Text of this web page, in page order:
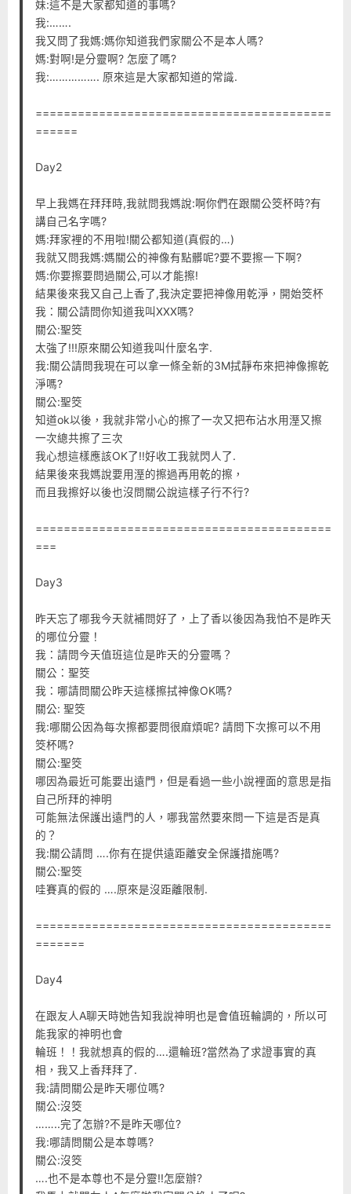
妹:這不是大家都知道的事嗎?
我:…….
我又問了我媽:媽你知道我們家關公不是本人嗎?
媽:對啊!是分靈啊? 怎麼了嗎?
我:……………. 原來這是大家都知道的常識.
==========================================
======
Day2
早上我媽在拜拜時,我就問我媽說:啊你們在跟關公筊杯時?有
講自己名字嗎?
媽:拜家裡的不用啦!關公都知道(真假的…)
我就又問我媽:媽關公的神像有點髒呢?要不要擦一下啊?
媽:你要擦要問過關公,可以才能擦!
結果後來我又自己上香了,我決定要把神像用乾淨，開始筊杯
我：關公請問你知道我叫XXX嗎?
關公:聖筊
太強了!!!原來關公知道我叫什麼名字.
我:關公請問我現在可以拿一條全新的3M拭靜布來把神像擦乾
淨嗎?
關公:聖筊
知道ok以後，我就非常小心的擦了一次又把布沾水用溼又擦
一次總共擦了三次
我心想這樣應該OK了!!好收工我就閃人了.
結果後來我媽說要用溼的擦過再用乾的擦，
而且我擦好以後也沒問關公說這樣子行不行?
==========================================
===
Day3
昨天忘了哪我今天就補問好了，上了香以後因為我怕不是昨天
的哪位分靈！
我：請問今天值班這位是昨天的分靈嗎？
關公：聖筊
我：哪請問關公昨天這樣擦拭神像OK嗎?
關公: 聖筊
我:哪關公因為每次擦都要問很麻煩呢? 請問下次擦可以不用
筊杯嗎?
關公:聖筊
哪因為最近可能要出遠門，但是看過一些小說裡面的意思是指
自己所拜的神明
可能無法保護出遠門的人，哪我當然要來問一下這是否是真
的？
我:關公請問 ….你有在提供遠距離安全保護措施嗎?
關公:聖筊
哇賽真的假的 ….原來是沒距離限制.
==========================================
=======
Day4
在跟友人A聊天時她告知我說神明也是會值班輪調的，所以可
能我家的神明也會
輪班！！我就想真的假的….還輪班?當然為了求證事實的真
相，我又上香拜拜了.
我:請問關公是昨天哪位嗎?
關公:沒筊
……..完了怎辦?不是昨天哪位?
我:哪請問關公是本尊嗎?
關公:沒筊
….也不是本尊也不是分靈!!怎麼辦?